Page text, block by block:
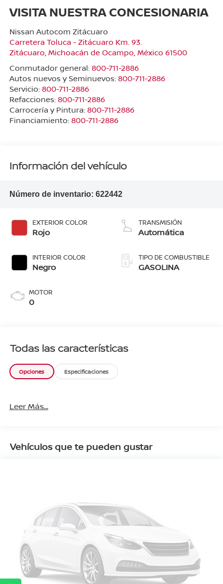
VISITA NUESTRA CONCESIONARIA
Nissan Autocom Zitácuaro
Carretera Toluca - Zitácuaro Km. 93.
Zitácuaro, Michoacán de Ocampo, México 61500
Conmutador general: 800-711-2886
Autos nuevos y Seminuevos: 800-711-2886
Servicio: 800-711-2886
Refacciones: 800-711-2886
Carrocería y Pintura: 800-711-2886
Financiamiento: 800-711-2886
Información del vehículo
Número de inventario: 622442
EXTERIOR COLOR
Rojo
INTERIOR COLOR
Negro
MOTOR
0
TRANSMISIÓN
Automática
TIPO DE COMBUSTIBLE
GASOLINA
Todas las características
Opciones Especificaciones
Leer Más...
Vehículos que te pueden gustar